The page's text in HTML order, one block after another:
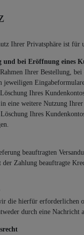
Ihrer Privatsphäre ist
bei Eröffnung eines
Rahmen Ihrer
Ihres
eine weitere Nutzung
Ihres
beauftragten
Zahlung beauftragte
die hierfür
durch eine